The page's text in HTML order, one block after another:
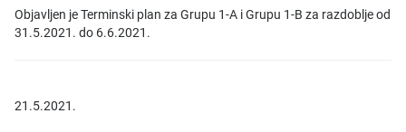
Objavljen je Terminski plan za Grupu 1-A i Grupu 1-B za razdoblje od
31.5.2021. do 6.6.2021.
21.5.2021.